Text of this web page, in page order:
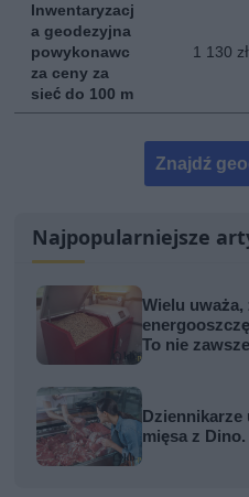
Inwentaryzacj
a geodezyjna
powykonawc
za ceny za
sieć do 100 m
1 130 zł
Znajdź
Najpopularniejsze
Wielu uważa,
To nie
mięsa z